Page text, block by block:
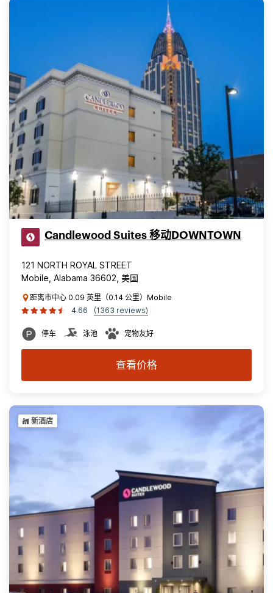
Candlewood Suites 移动DOWNTOWN
121 NORTH ROYAL STREET
Mobile, Alabama 36602, 美国
距离市中心 0.09 英里（0.14 公里）Mobile
4.66
(1363 reviews)
停车 泳池 宠物友好
查看价格
新酒店